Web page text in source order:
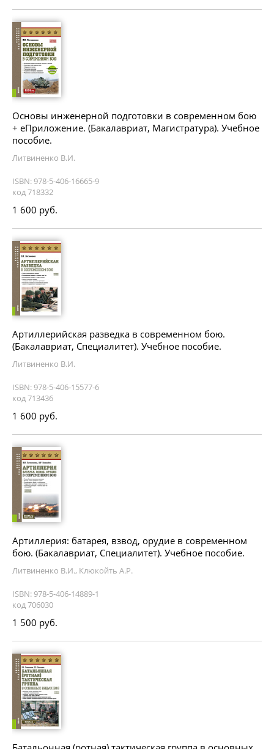
Основы инженерной подготовки в современном бою
+ еПриложение. (Бакалавриат, Магистратура). Учебное
пособие.
Литвиненко В.И.
ISBN: 978-5-406-16665-9
код 718332
1 600 руб.
Артиллерийская разведка в современном бою.
(Бакалавриат, Специалитет). Учебное пособие.
Литвиненко В.И.
ISBN: 978-5-406-15577-6
код 713436
1 600 руб.
Артиллерия: батарея, взвод, орудие в современном
бою. (Бакалавриат, Специалитет). Учебное пособие.
Литвиненко В.И., Клюкойть А.Р.
ISBN: 978-5-406-14889-1
код 706030
1 500 руб.